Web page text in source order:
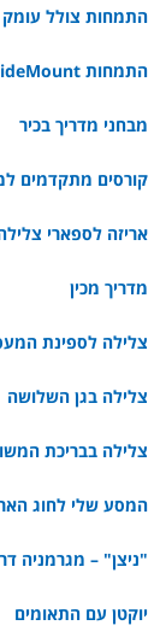
התמחות צולל עומק (42
התמחות SideMount
מבחני מדריך בכיר
קורסים מתקדמים
אריזה לספארי
מדריך מכין
צלילה לספינת
צלילה בגן השלושה
צלילה בבריכת
המסע שלי לחוג
"ניצן" – מגרמניה
יוקטן עם התאומים